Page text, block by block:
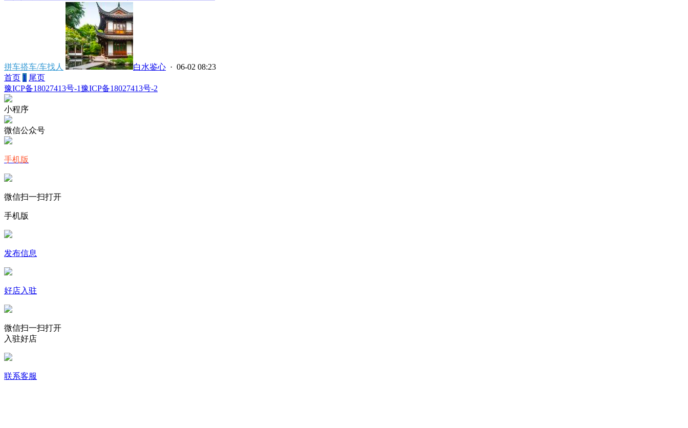
拼车搭车/车找人 白水鉴心 · 06-02 08:23
首页 1 尾页
豫ICP备18027413号-1豫ICP备18027413号-2
小程序
微信公众号
手机版
微信扫一扫打开
手机版
发布信息
好店入驻
微信扫一扫打开
入驻好店
联系客服